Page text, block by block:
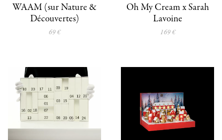
WAAM (sur Nature &
Découvertes)
69 €
Oh My Cream x Sarah
Lavoine
169 €